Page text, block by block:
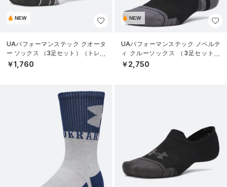
NEW
UAパフォーマンステック クオータ
ー ソックス （3足セット）（トレー
ニング/UNISEX）
￥1,760
NEW
UAパフォーマンステック ノベルテ
ィ クルーソックス （3足セット）
（トレーニング/UNISEX）
￥2,750